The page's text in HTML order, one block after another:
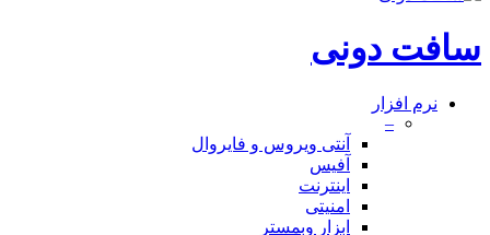
سافت دونی
نرم افزار
–
آنتی ویروس و فایروال
آفیس
اینترنت
امنیتی
ابزار وبمستر